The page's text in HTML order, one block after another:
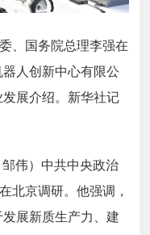
、国务院总理李强在
人创新中心有限公
展介绍。新华社记
伟）中共中央政治
北京调研。他强调，
展新质生产力、建